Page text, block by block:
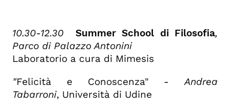
10.30-12.30 Summer School di Filosofia,
Parco di Palazzo Antonini
Laboratorio a cura di Mimesis
"Felicità e Conoscenza" -Andrea
Tabarroni, Università di Udine